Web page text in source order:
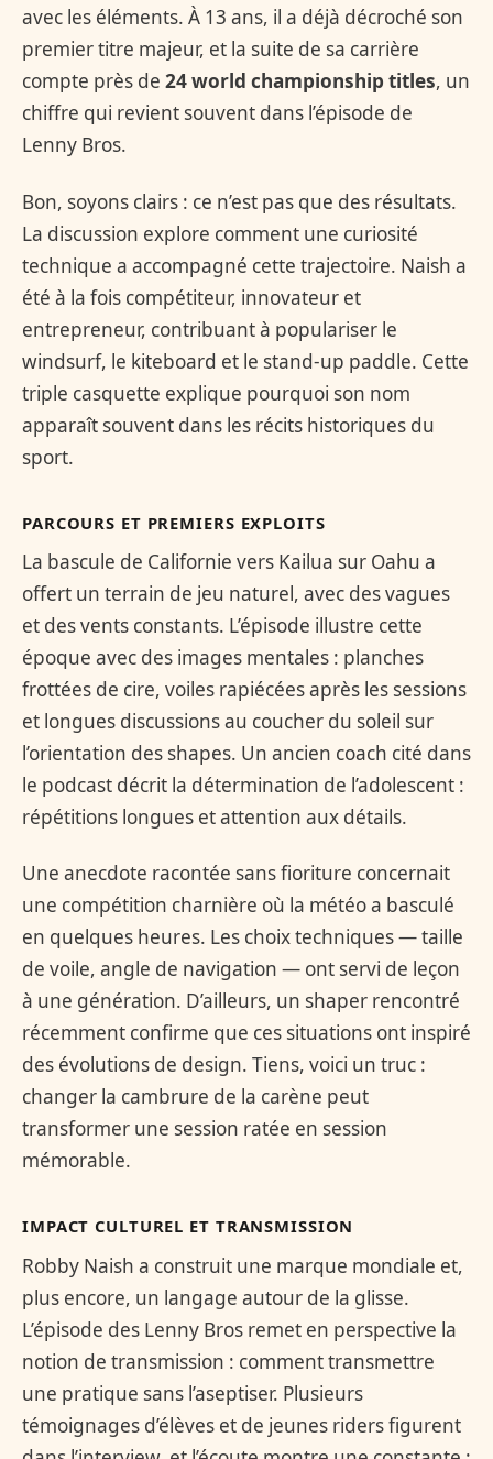
avec les éléments. À 13 ans, il a déjà décroché son
premier titre majeur, et la suite de sa carrière
compte près de 24 world championship titles, un
chiffre qui revient souvent dans l’épisode de
Lenny Bros.
Bon, soyons clairs : ce n’est pas que des résultats.
La discussion explore comment une curiosité
technique a accompagné cette trajectoire. Naish a
été à la fois compétiteur, innovateur et
entrepreneur, contribuant à populariser le
windsurf, le kiteboard et le stand-up paddle. Cette
triple casquette explique pourquoi son nom
apparaît souvent dans les récits historiques du
sport.
PARCOURS ET PREMIERS EXPLOITS
La bascule de Californie vers Kailua sur Oahu a
offert un terrain de jeu naturel, avec des vagues
et des vents constants. L’épisode illustre cette
époque avec des images mentales : planches
frottées de cire, voiles rapiécées après les sessions
et longues discussions au coucher du soleil sur
l’orientation des shapes. Un ancien coach cité dans
le podcast décrit la détermination de l’adolescent :
répétitions longues et attention aux détails.
Une anecdote racontée sans fioriture concernait
une compétition charnière où la météo a basculé
en quelques heures. Les choix techniques — taille
de voile, angle de navigation — ont servi de leçon
à une génération. D’ailleurs, un shaper rencontré
récemment confirme que ces situations ont inspiré
des évolutions de design. Tiens, voici un truc :
changer la cambrure de la carène peut
transformer une session ratée en session
mémorable.
IMPACT CULTUREL ET TRANSMISSION
Robby Naish a construit une marque mondiale et,
plus encore, un langage autour de la glisse.
L’épisode des Lenny Bros remet en perspective la
notion de transmission : comment transmettre
une pratique sans l’aseptiser. Plusieurs
témoignages d’élèves et de jeunes riders figurent